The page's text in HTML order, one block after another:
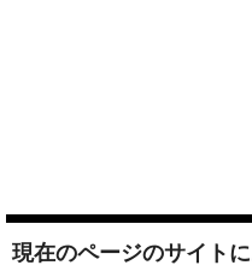
現在のページのサイト